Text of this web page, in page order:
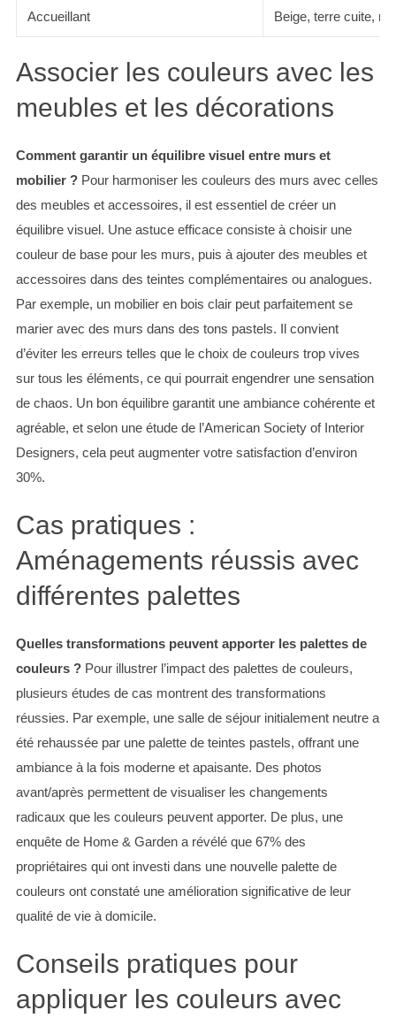
Accueillant Beige, terre cuite,
Associer les couleurs avec les
meubles et les décorations
Comment garantir un équilibre visuel entre murs et
mobilier ?Pour harmoniser les couleurs des murs avec celles
des meubles et accessoires, il est essentiel de créer un
équilibre visuel. Une astuce efficace consiste à choisir une
couleur de base pour les murs, puis à ajouter des meubles et
accessoires dans des teintes complémentaires ou analogues.
Par exemple, un mobilier en bois clair peut parfaitement se
marier avec des murs dans des tons pastels. Il convient
d’éviter les erreurs telles que le choix de couleurs trop vives
sur tous les éléments, ce qui pourrait engendrer une sensation
de chaos. Un bon équilibre garantit une ambiance cohérente et
agréable, et selon une étude de l’American Society of Interior
Designers, cela peut augmenter votre satisfaction d’environ
30%.
Cas pratiques :
Aménagements réussis avec
différentes palettes
Quelles transformations peuvent apporter les palettes de
couleurs ?Pour illustrer l’impact des palettes de couleurs,
plusieurs études de cas montrent des transformations
réussies. Par exemple, une salle de séjour initialement neutre a
été rehaussée par une palette de teintes pastels, offrant une
ambiance à la fois moderne et apaisante. Des photos
avant/après permettent de visualiser les changements
radicaux que les couleurs peuvent apporter. De plus, une
enquête de Home & Garden a révélé que 67% des
propriétaires qui ont investi dans une nouvelle palette de
couleurs ont constaté une amélioration significative de leur
qualité de vie à domicile.
Conseils pratiques pour
appliquer les couleurs avec
S
e
a
h
f
o